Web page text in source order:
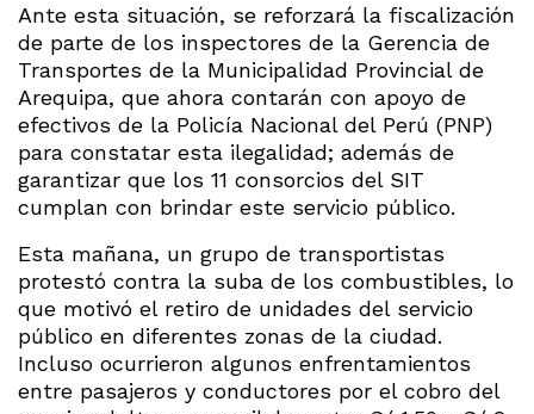
Ante esta situación, se reforzará la fiscalización
de parte de los inspectores de la Gerencia de
Transportes de la Municipalidad Provincial de
Arequipa, que ahora contarán con apoyo de
efectivos de la Policía Nacional del Perú (PNP)
para constatar esta ilegalidad; además de
garantizar que los 11 consorcios del SIT
cumplan con brindar este servicio público.
Esta mañana, un grupo de transportistas
protestó contra la suba de los combustibles, lo
que motivó el retiro de unidades del servicio
público en diferentes zonas de la ciudad.
Incluso ocurrieron algunos enfrentamientos
entre pasajeros y conductores por el cobro del